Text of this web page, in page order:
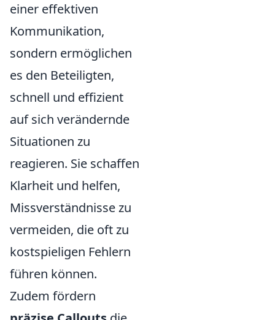
einer effektiven
Kommunikation,
sondern ermöglichen
es den Beteiligten,
schnell und effizient
auf sich verändernde
Situationen zu
reagieren. Sie schaffen
Klarheit und helfen,
Missverständnisse zu
vermeiden, die oft zu
kostspieligen Fehlern
führen können.
Zudem fördern